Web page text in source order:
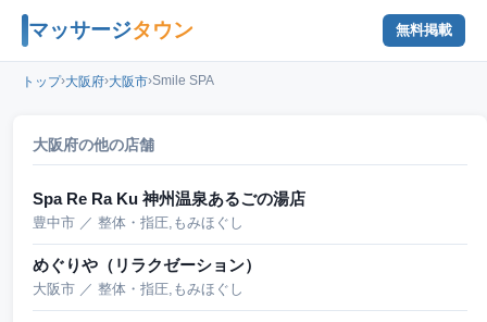
マッサージタウン 無料掲載
トップ›大阪府›大阪市›Smile SPA
大阪府の他の店舗
Spa Re Ra Ku 神州温泉あるごの湯店
豊中市 ／ 整体・指圧,もみほぐし
めぐりや（リラクゼーション）
大阪市 ／ 整体・指圧,もみほぐし